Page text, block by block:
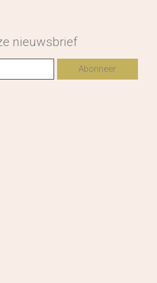
nieuwsbrief
Abonneer